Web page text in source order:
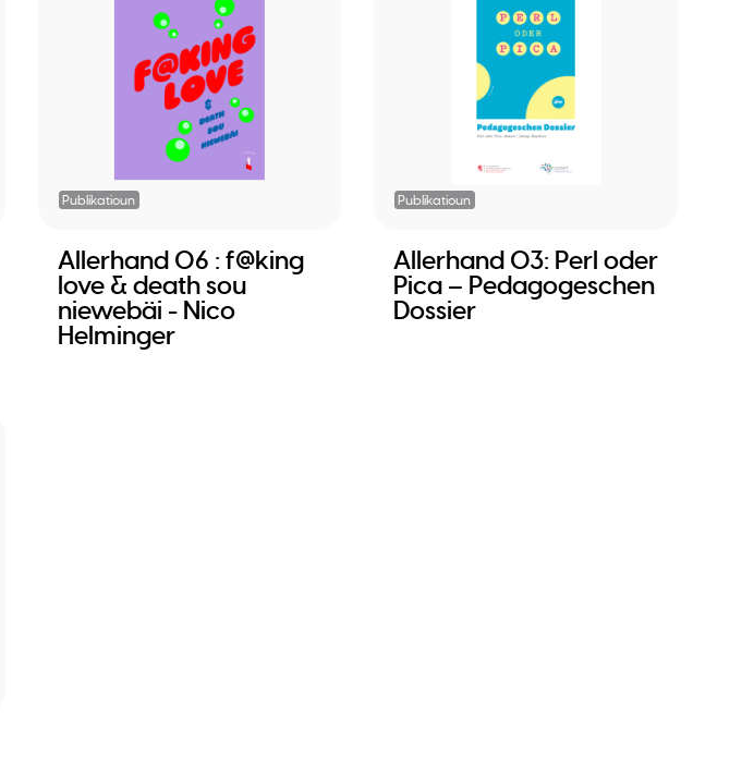
Publikatioun
Allerhand 06 : f@king
love & death sou
niewebäi - Nico
Helminger
Publikatioun
Allerhand 03: Perl oder
Pica – Pedagogeschen
Dossier